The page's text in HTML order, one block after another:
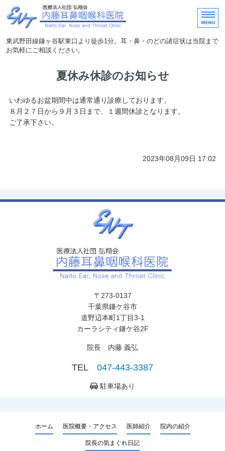
東武野田線鎌ヶ谷駅東口より徒歩1分。耳・鼻・のどの諸症状は当院まで
お気軽にご相談ください。
医師紹介
夏休み休診のお知らせ
いわゆるお盆期間中は通常通り診療しております。
８月２７日から９月３日まで、１週間休診となります。
ご了承下さい。
2023年08月09日 17:02
〒273-0137
千葉県鎌ケ谷市
道野辺本町1丁目3-1
カーラシティ鎌ケ谷2F
院長 内藤 義弘
TEL 047-443-3387
駐車場あり
ホーム 医院概要・アクセス 医師紹介 院内の紹介
院長の気まぐれ日記